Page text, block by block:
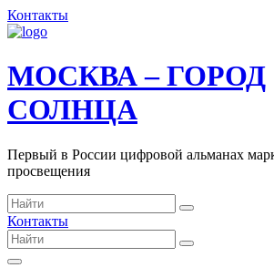
Контакты
МОСКВА – ГОРОД
СОЛНЦА
Первый в России цифровой альманах
просвещения
Контакты